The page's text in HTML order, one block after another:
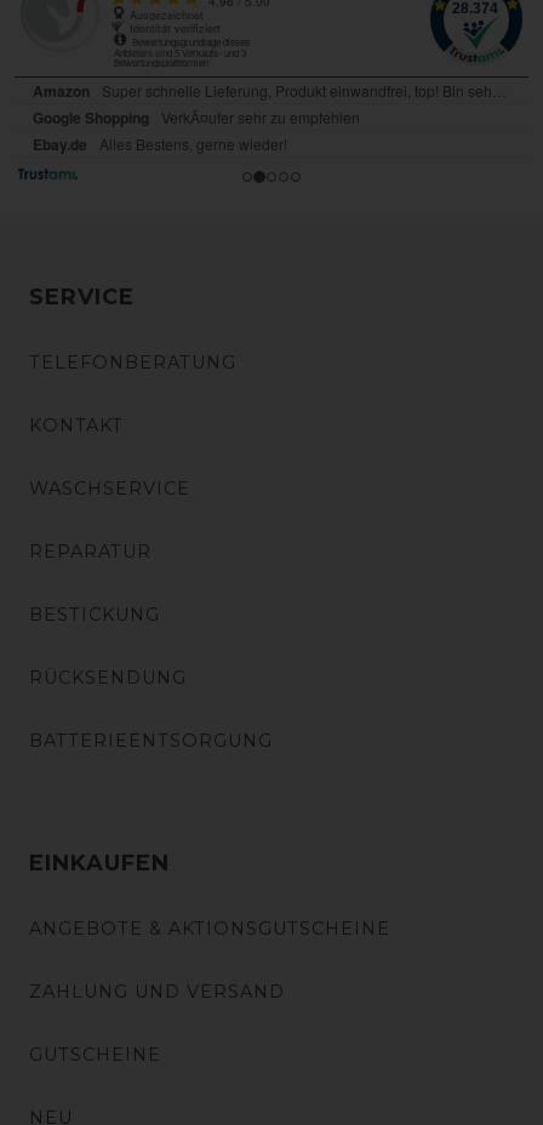
SERVICE
TELEFONBERATUNG
KONTAKT
WASCHSERVICE
REPARATUR
BESTICKUNG
RÜCKSENDUNG
BATTERIEENTSORGUNG
EINKAUFEN
ANGEBOTE & AKTIONSGUTSCHEINE
ZAHLUNG UND VERSAND
GUTSCHEINE
NEU